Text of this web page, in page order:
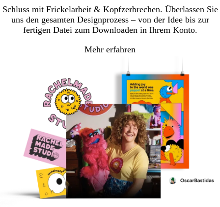
Schluss mit Frickelarbeit & Kopfzerbrechen. Überlassen Sie
uns den gesamten Designprozess – von der Idee bis zur
fertigen Datei zum Downloaden in Ihrem Konto.
Mehr erfahren